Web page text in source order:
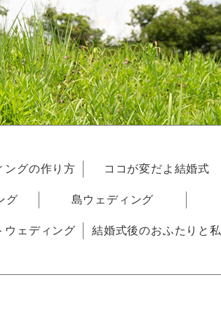
ングの作り方 ココが変だよ結婚式
グ 島ウェディング
ウェディング 結婚式後のおふたりと私